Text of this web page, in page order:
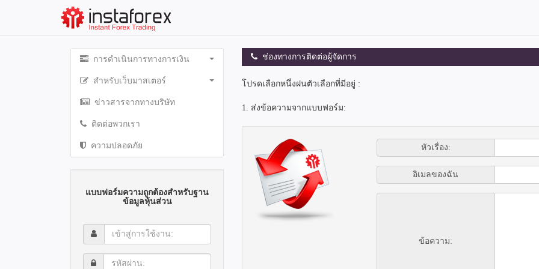
การดำเนินการทางการเงิน
สำหรับเว็บมาสเตอร์
ข่าวสารจากทางบริษัท
ติดต่อพวกเรา
ความปลอดภัย
แบบฟอร์มความถูกต้องสำหรับฐาน
ข้อมูลหุ้นส่วน
เข้า
สู่
การ
ใช้
รหัส
ช่องทางการติดต่อผู้จัดการ
โปรดเลือกหนึ่งฝนตัวเลือกที่มีอยู่ :
1. ส่งข้อความจากแบบฟอร์ม:
หัวเรื่อง:
อิเมลของฉัน
ข้อความ: